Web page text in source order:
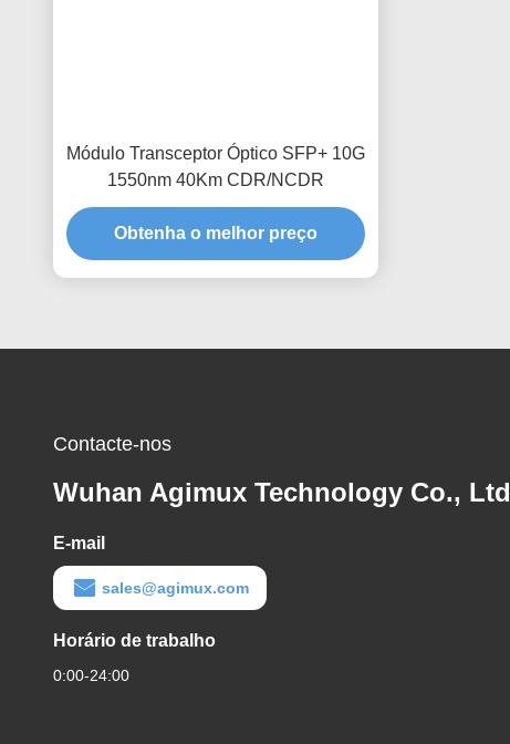
Módulo Transceptor Óptico SFP+ 10G
1550nm 40Km CDR/NCDR
Obtenha o melhor preço
Contacte-nos
Wuhan Agimux Technology Co., Ltd
E-mail
sales@agimux.com
Horário de trabalho
0:00-24:00